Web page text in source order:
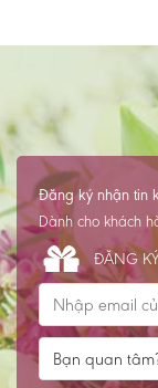
Đăng ký nhận tin
Dành cho khách
ĐĂNG